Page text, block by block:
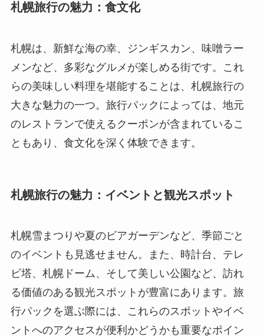
札幌旅行の魅力：食文化
札幌は、新鮮な海の幸、ジンギスカン、味噌ラー
メンなど、多彩なグルメが楽しめる街です。これ
らの美味しい料理を堪能することは、札幌旅行の
大きな魅力の一つ。旅行パックによっては、地元
のレストランで使えるクーポンが含まれているこ
ともあり、食文化を深く体験できます。
札幌旅行の魅力：イベントと観光スポット
札幌雪まつりや夏のビアガーデンなど、季節ごと
のイベントも見逃せません。また、時計台、テレ
ビ塔、札幌ドーム、そして美しい公園など、訪れ
る価値のある観光スポットが豊富にあります。旅
行パックを選ぶ際には、これらのスポットやイベ
ントへのアクセスが便利かどうかも重要なポイン